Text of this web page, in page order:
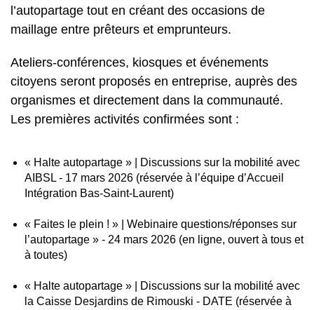
l’autopartage tout en créant des occasions de
maillage entre prêteurs et emprunteurs.
Ateliers-conférences, kiosques et événements
citoyens seront proposés en entreprise, auprès des
organismes et directement dans la communauté.
Les premières activités confirmées sont :
« Halte autopartage » | Discussions sur la mobilité avec
AIBSL - 17 mars 2026 (réservée à l’équipe d’Accueil
Intégration Bas-Saint-Laurent)
« Faites le plein ! » | Webinaire questions/réponses sur
l’autopartage » - 24 mars 2026 (en ligne, ouvert à tous et
à toutes)
« Halte autopartage » | Discussions sur la mobilité avec
la Caisse Desjardins de Rimouski - DATE (réservée à